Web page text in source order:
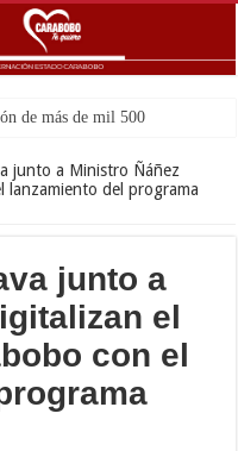
junto a Ministro Ñáñez
lanzamiento del programa
junto a
el
con el